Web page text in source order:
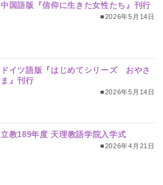
中国語版『信仰に生きた女性たち』刊行
■2026年5月14日
ドイツ語版『はじめてシリーズ おやさ
ま』刊行
■2026年5月14日
立教189年度 天理教語学院入学式
■2026年4月21日